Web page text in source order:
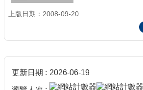
上版日期：2008-09-20
更新日期 2026-06-19